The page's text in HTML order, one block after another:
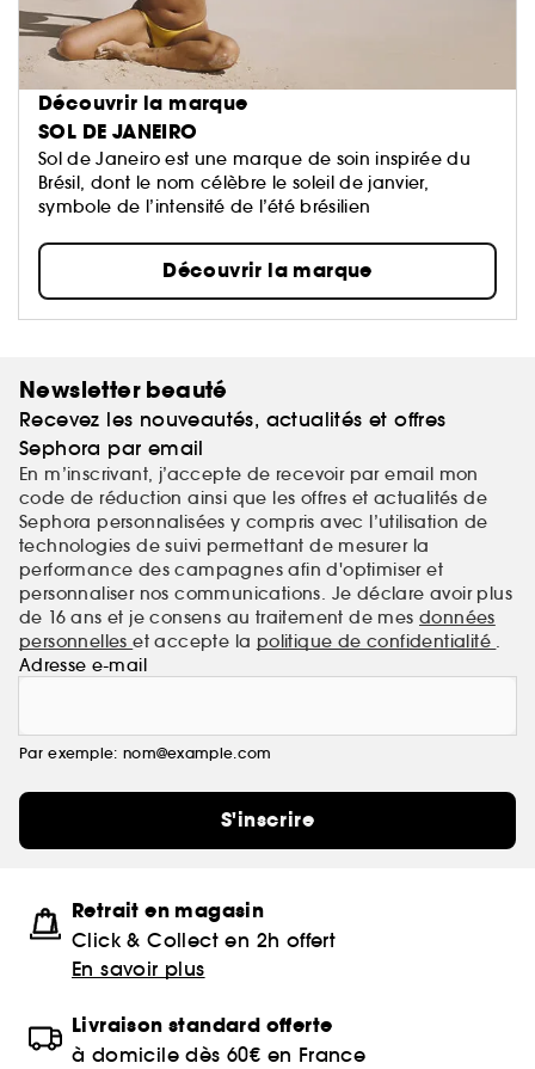
Découvrir la marque
SOL DE JANEIRO
Sol de Janeiro est une marque de soin inspirée du
Brésil, dont le nom célèbre le soleil de janvier,
symbole de l’intensité de l’été brésilien
Découvrir la marque
Newsletter beauté
Recevez les nouveautés, actualités et offres
Sephora par email
En m’inscrivant, j’accepte de recevoir par email mon
code de réduction ainsi que les offres et actualités de
Sephora personnalisées y compris avec l’utilisation de
technologies de suivi permettant de mesurer la
performance des campagnes afin d'optimiser et
personnaliser nos communications. Je déclare avoir plus
de 16 ans et je consens au traitement de mes données
personnelleset accepte la politique de confidentialité
Adresse e-mail
Par exemple: nom@example.com
S'inscrire
Retrait en magasin
Click & Collect en 2h offert
En savoir plus
Livraison standard offerte
à domicile dès 60€ en France